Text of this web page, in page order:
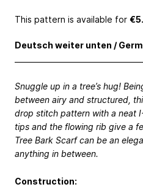
This pattern is available for
Deutsch weiter unten /
Snuggle up in a tree’s hug!
between airy and structured,
drop stitch pattern with a neat
tips and the flowing rib give a
Tree Bark Scarf can be an
anything in between.
Construction: